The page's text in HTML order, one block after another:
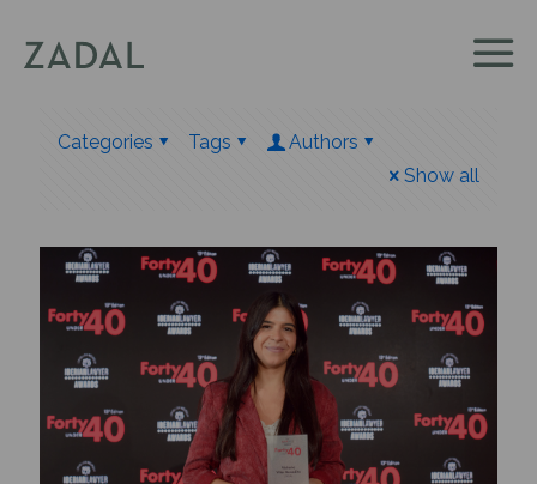
Categories Tags
Authors
Show all